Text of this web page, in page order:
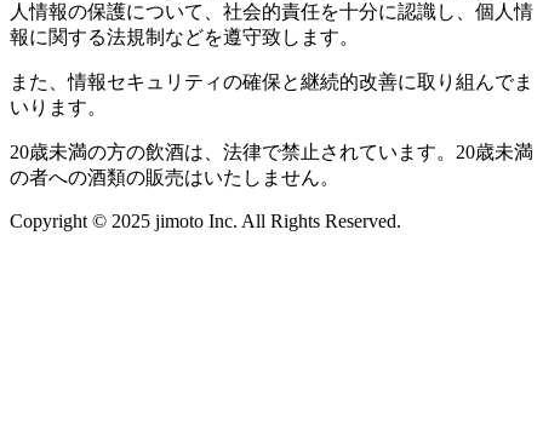
人情報の保護について、社会的責任を十分に認識し、個人情
報に関する法規制などを遵守致します。
また、情報セキュリティの確保と継続的改善に取り組んでま
いります。
20歳未満の方の飲酒は、法律で禁止されています。20歳未満
の者への酒類の販売はいたしません。
Copyright © 2025 jimoto Inc. All Rights Reserved.